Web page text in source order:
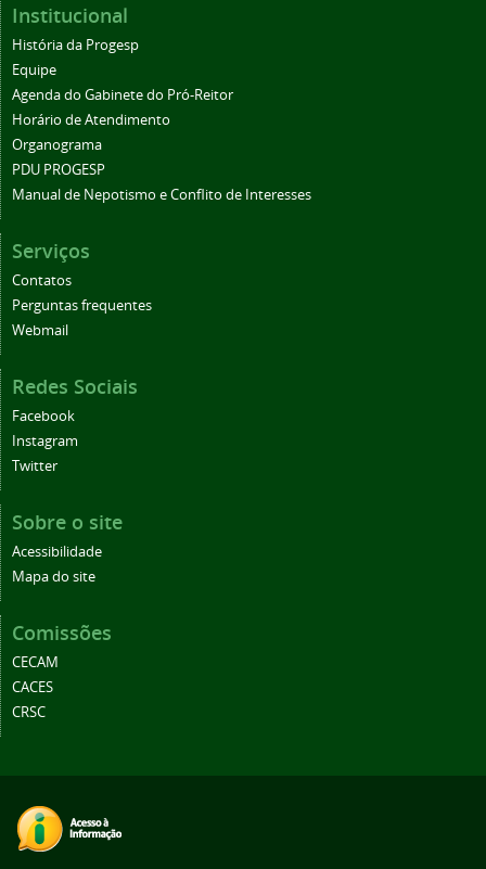
Institucional
História da Progesp
Equipe
Agenda do Gabinete do Pró-Reitor
Horário de Atendimento
Organograma
PDU PROGESP
Manual de Nepotismo e Conflito de Interesses
Serviços
Contatos
Perguntas frequentes
Webmail
Redes Sociais
Facebook
Instagram
Twitter
Sobre o site
Acessibilidade
Mapa do site
Comissões
CECAM
CACES
CRSC